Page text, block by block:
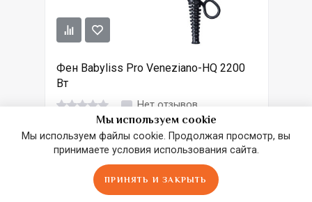
Сравнить Избранное
Фен Babyliss Pro Veneziano-HQ 2200
Вт
Нет отзывов
В наличии
9 646₽
В КОРЗИНУ
Мы используем cookie
Мы используем файлы cookie. Продолжая просмотр, вы
принимаете условия использования сайта.
ПРИНЯТЬ И ЗАКРЫТЬ